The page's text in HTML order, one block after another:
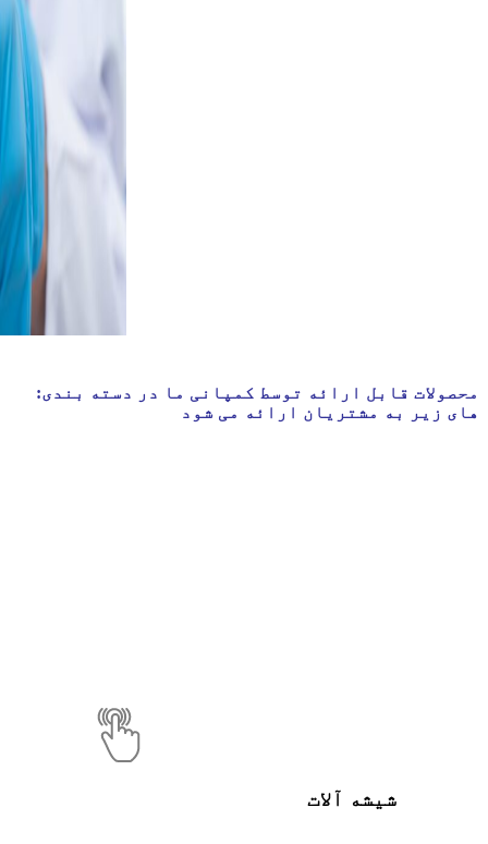
:محصولات قابل ارائه توسط کمپانی ما در دسته بندی
های زیر به مشتریان ارائه می شود
شیشه آلات